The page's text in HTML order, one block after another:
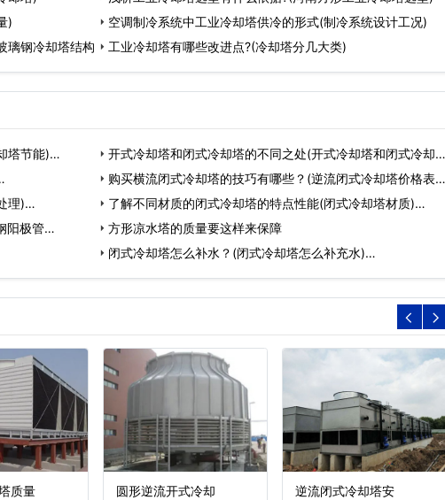
)
空调制冷系统中工业冷却塔供冷的形式(制冷系统设计工况)
璃钢冷却塔结构
工业冷却塔有哪些改进点?(冷却塔分几大类)
塔节能)…
开式冷却塔和闭式冷却塔的不同之处(开式冷却塔和闭式冷却
塔…购买横流闭式冷却塔的技巧有哪些？(逆流闭式冷却塔价格表)
…
理)…
了解不同材质的闭式冷却塔的特点性能(闭式冷却塔材质)…
阳极管…
方形凉水塔的质量要这样来保障
闭式冷却塔怎么补水？(闭式冷却塔怎么补充水)…
质量 圆形逆流开式冷却 逆流闭式冷却塔安